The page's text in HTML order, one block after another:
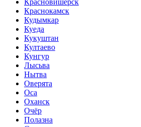
Красновишерск
Краснокамск
Кудымкар
Куеда
Кукуштан
Култаево
Кунгур
Лысьва
Нытва
Оверята
Оса
Оханск
Очёр
Полазна